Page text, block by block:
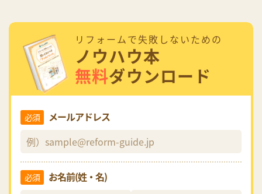
リフォームで失敗しないための
ノウハウ本
無料ダウンロード
必須 メールアドレス
必須 お名前(姓・名)